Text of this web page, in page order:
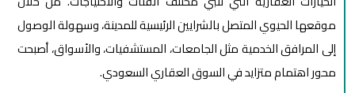
موقعها الحيوي المتصل بالشرايين الرئيسية للمدينة، وسهولة الوصول
إلى المرافق الخدمية مثل الجامعات، المستشفيات، والأسواق، أصبحت
محور اهتمام متزايد في السوق العقاري السعودي.